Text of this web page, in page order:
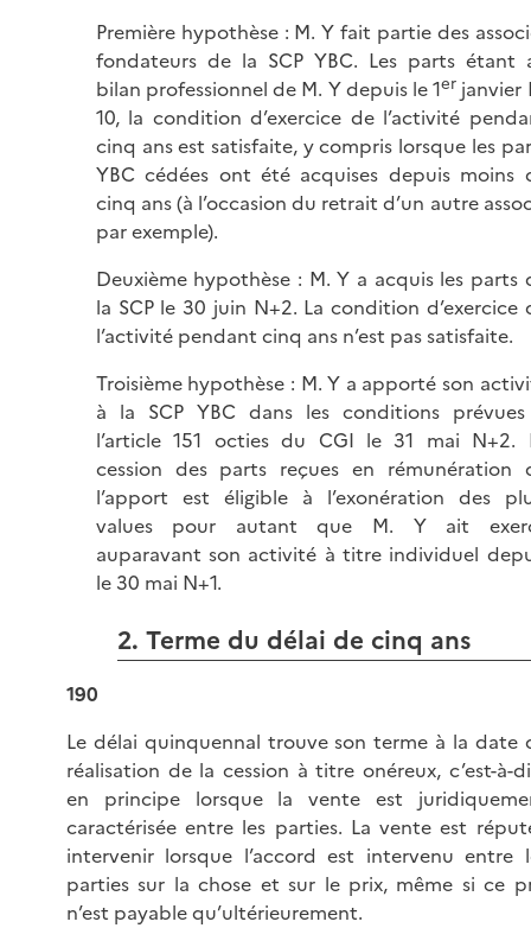
Première hypothèse : M. Y fait partie des
fondateurs de la SCP YBC. Les parts étant
bilan professionnel de M. Y depuis le 1er janvier
10, la condition d’exercice de l’activité
cinq ans est satisfaite, y compris lorsque les
YBC cédées ont été acquises depuis moins
cinq ans (à l’occasion du retrait d’un autre
par exemple).
Deuxième hypothèse : M. Y a acquis les parts
la SCP le 30 juin N+2. La condition d’exercice
l’activité pendant cinq ans n’est pas satisfaite.
Troisième hypothèse : M. Y a apporté son
à la SCP YBC dans les conditions
l’article 151 octies du CGI le 31 mai N+2.
cession des parts reçues en rémunération
l’apport est éligible à l’exonération des
values pour autant que M. Y ait
auparavant son activité à titre individuel
le 30 mai N+1.
2. Terme du délai de cinq ans
190
Le délai quinquennal trouve son terme à la date
réalisation de la cession à titre onéreux, c’est-à-
en principe lorsque la vente est
caractérisée entre les parties. La vente est
intervenir lorsque l’accord est intervenu entre
parties sur la chose et sur le prix, même si ce
n’est payable qu’ultérieurement.